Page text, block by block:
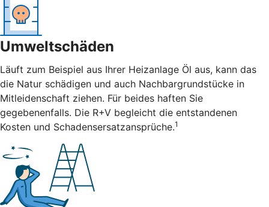
Umweltschäden
Läuft zum Beispiel aus Ihrer Heizanlage Öl aus, kann das
die Natur schädigen und auch Nachbargrundstücke in
Mitleidenschaft ziehen. Für beides haften Sie
gegebenenfalls. Die R+V begleicht die entstandenen
Kosten und Schadensersatzansprüche.1